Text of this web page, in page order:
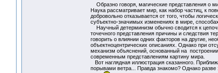
Образно говоря, магические представления о
Наука рассматривает мир, как набор частиц, к
добровольно отказывается от того, чтобы
субъектно-значимых изменениях в мире,
Научный детерминизм обычно сводится к
точечного представления причины и следствия
говорить о влиянии одних факторов на другие,
объектноцентрических описаниях. Однако при
механизм объяснений, основанный на
современным представлениям картину мира.
Вот наглядная иллюстрация сказанного.
порывами ветра... Правда знакомо? Однако